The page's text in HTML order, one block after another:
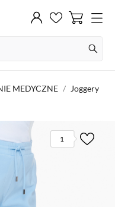
MEDYCZNE
Joggery
1